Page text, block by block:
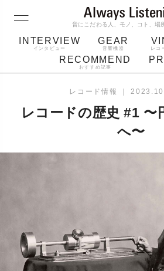
音にこだわる人、モノ、コト、場
INTERVIEW
インタビュー
GEAR
音響機器 レコ
RECOMMEND
おすすめ記事
ジャケット bluetooth
レコード針
レコード情報 ｜
レコードの歴史 #1 〜
へ〜